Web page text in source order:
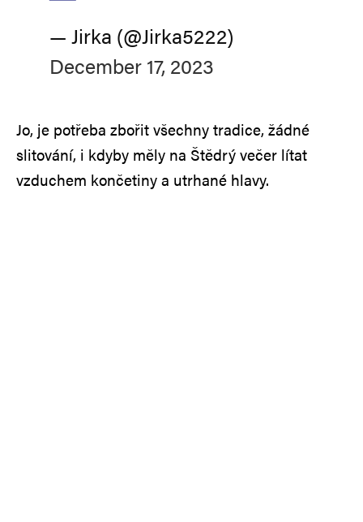
— Jirka (@Jirka5222)
December 17, 2023
Jo, je potřeba zbořit všechny tradice, žádné
slitování, i kdyby měly na Štědrý večer lítat
vzduchem končetiny a utrhané hlavy.